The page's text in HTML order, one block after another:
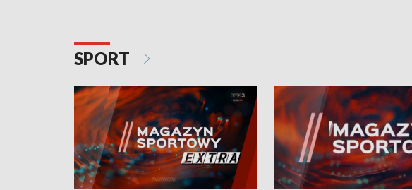
SPORT